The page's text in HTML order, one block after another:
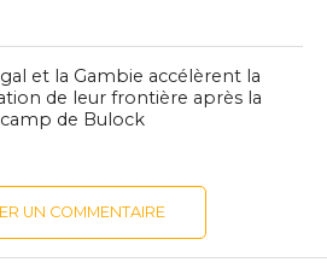
et la Gambie accélèrent la
de leur frontière après la
de Bulock
UN COMMENTAIRE